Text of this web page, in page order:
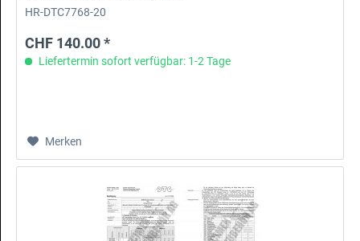
HR-DTC7768-20
CHF 140.00 *
Liefertermin sofort verfügbar: 1-2 Tage
Merken